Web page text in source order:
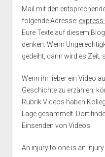
Mail mit den
folgende Adresse:
Eure Texte auf diesem
denken: Wenn
gedeiht, dann wird es Zeit,
Wenn ihr lieber ein Video
Geschichte zu erzählen,
Rubrik Videos haben
Lage gesammelt. Dort
Einsenden von Videos.
An injury to one is an injury